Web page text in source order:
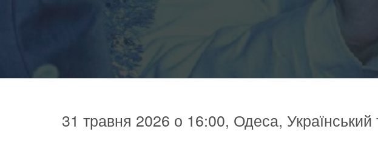
31 травня 2026 о 16:00, Одеса, Український